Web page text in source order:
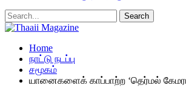
Home
நாட்டு நடப்பு
சமூகம்
யானைகளைக் காப்பாற்ற ‘தெர்மல்